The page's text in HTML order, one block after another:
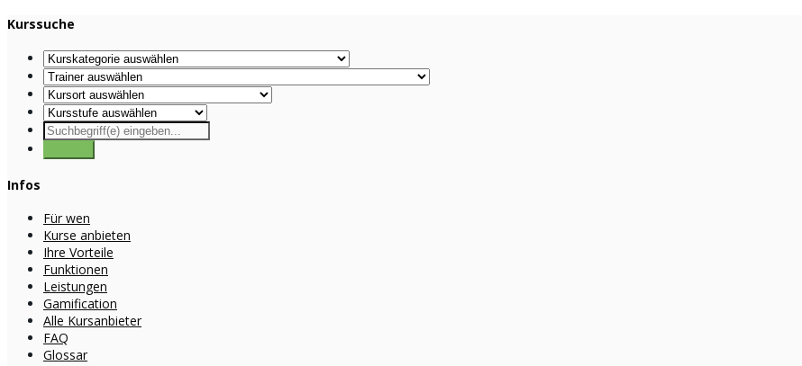
Kurssuche
Infos
Für wen
Kurse anbieten
Ihre Vorteile
Funktionen
Leistungen
Gamification
Alle Kursanbieter
FAQ
Glossar